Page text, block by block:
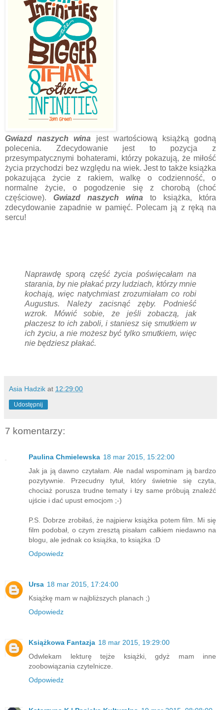
Gwiazd naszych wina jest wartościową książką godną
polecenia. Zdecydowanie jest to pozycja z
przesympatycznymi bohaterami, którzy pokazują, że miłość
życia przychodzi bez względu na wiek. Jest to także książka
pokazująca życie z rakiem, walkę o codzienność, o
normalne życie, o pogodzenie się z chorobą (choć
częściowe). Gwiazd naszych wina to książka, która
zdecydowanie zapadnie w pamięć. Polecam ją z ręką na
sercu!
Naprawdę sporą część życia poświęcałam na
starania, by nie płakać przy ludziach, którzy mnie
kochają, więc natychmiast zrozumiałam co robi
Augustus. Należy zacisnąć zęby. Podnieść
wzrok. Mówić sobie, że jeśli zobaczą, jak
płaczesz to ich zaboli, i staniesz się smutkiem w
ich życiu, a nie możesz być tylko smutkiem, więc
nie będziesz płakać.
Asia Hadzik at 12:29:00
Udostępnij
7 komentarzy:
Paulina Chmielewska 18 mar 2015, 15:22:00
Jak ja ją dawno czytałam. Ale nadal wspominam ją bardzo
pozytywnie. Przecudny tytuł, który świetnie się czyta,
chociaż porusza trudne tematy i łzy same próbują znaleźć
ujście i dać upust emocjom ;-)
P.S. Dobrze zrobiłaś, że najpierw książka potem film. Mi się
film podobał, o czym zresztą pisałam całkiem niedawno na
blogu, ale jednak co książka, to książka :D
Odpowiedz
Ursa 18 mar 2015, 17:24:00
Książkę mam w najbliższych planach ;)
Odpowiedz
Książkowa Fantazja 18 mar 2015, 19:29:00
Odwlekam lekturę tejże książki, gdyż mam inne
zoobowiązania czytelnicze.
Odpowiedz